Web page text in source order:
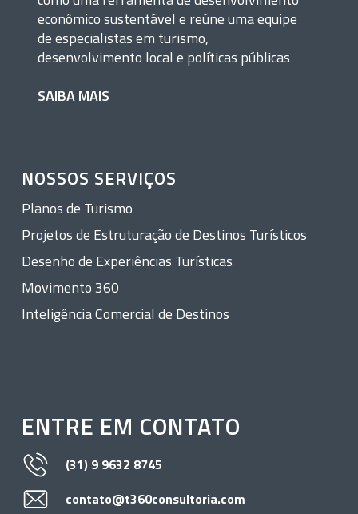
econômico sustentável e reúne uma equipe
de especialistas em turismo,
desenvolvimento local e políticas públicas
SAIBA MAIS
NOSSOS SERVIÇOS
Planos de Turismo
Projetos de Estruturação de Destinos Turísticos
Desenho de Experiências Turísticas
Movimento 360
Inteligência Comercial de Destinos
ENTRE EM CONTATO
(31) 9 9632 8745
contato@t360consultoria.com